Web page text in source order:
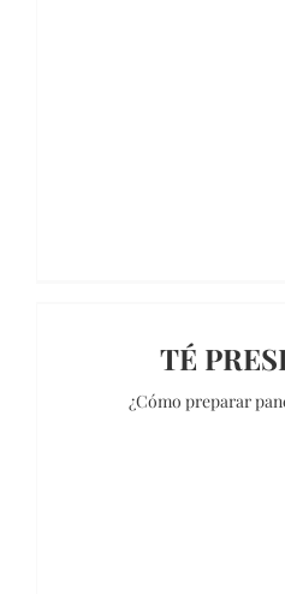
TÉ
¿Cómo preparar